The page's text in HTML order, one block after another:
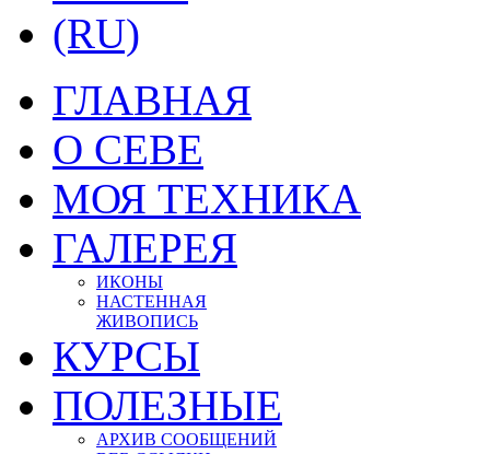
ГЛАВНАЯ
О СЕВЕ
МОЯ ТЕХНИКА
ГАЛЕРЕЯ
ИКОНЫ
НАСТЕННАЯ
ЖИВОПИСЬ
КУРСЫ
ПОЛЕЗНЫЕ
АРХИВ СООБЩЕНИЙ